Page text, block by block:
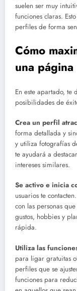
suelen ser muy
funciones claras.
perfiles de forma
Cómo
una
En este apartado, te
posibilidades de
Crea un perfil
forma detallada y
y utiliza fotografías
te ayudará a
intereses similares.
Se activo e inicia
usuarios te
con las personas
gustos, hobbies y
rápida.
Utiliza las
para ligar gratuitas
perfiles que se
funciones para